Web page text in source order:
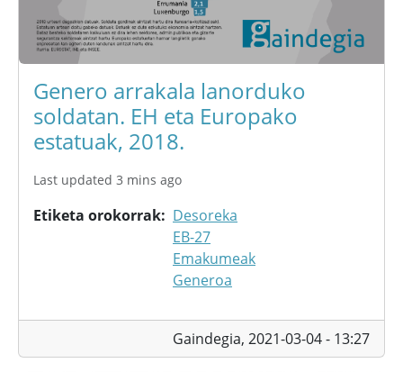
Genero arrakala lanorduko
soldatan. EH eta Europako
estatuak, 2018.
Last updated 3 mins ago
Etiketa orokorrak
Desoreka
EB-27
Emakumeak
Generoa
Gaindegia, 2021-03-04 - 13:27